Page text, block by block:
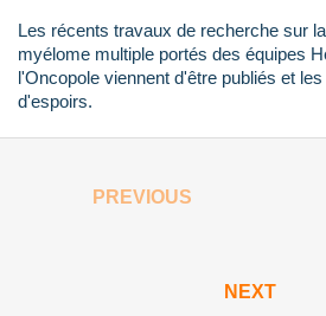
Les récents travaux de recherche sur
myélome multiple portés des équipes
l'Oncopole viennent d'être publiés et
d'espoirs.
PREVIOUS
NEXT